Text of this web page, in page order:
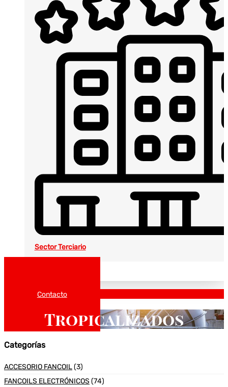
Sector Terciario
Contacto
Tropicalizados
Categorías
ACCESORIO FANCOIL(3)
FANCOILS ELECTRÓNICOS (74)